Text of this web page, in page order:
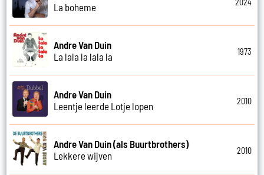
La boheme
Andre Van Duin
La lala la lala la
1973
Andre Van Duin
Leentje leerde Lotje lopen
2010
Andre Van Duin (als Buurtbrothers)
Lekkere wijven
2010